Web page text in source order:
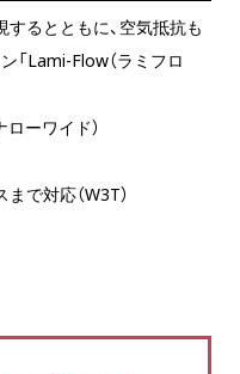
するとともに、空気抵抗も
「Lami-Flow（ラミフロ
ローワイド）
で対応（W3T）